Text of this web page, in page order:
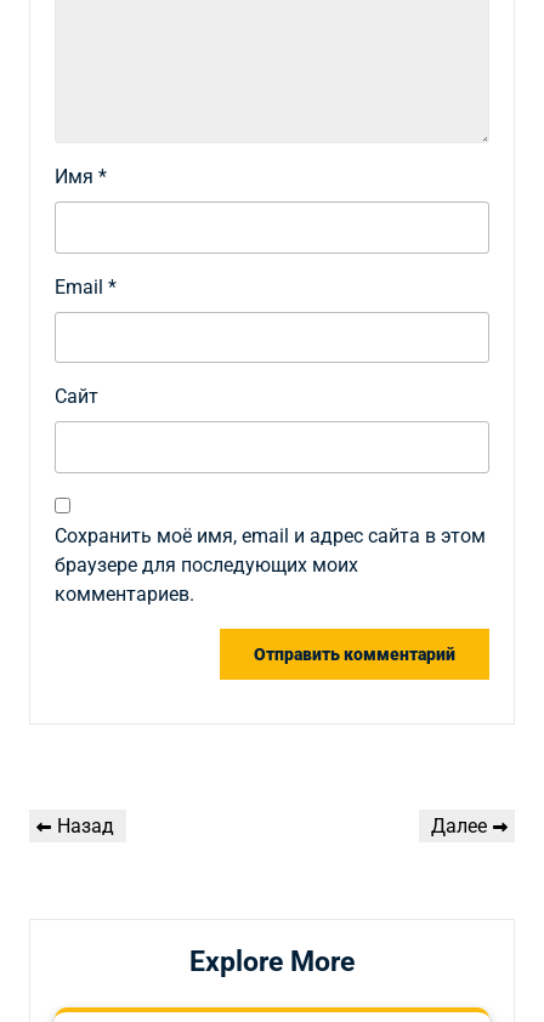
Имя *
Email *
Сайт
Сохранить моё имя, email и адрес сайта в этом
браузере для последующих моих
комментариев.
по
Предыдущая
Назад
Следующая
Далее
Explore More